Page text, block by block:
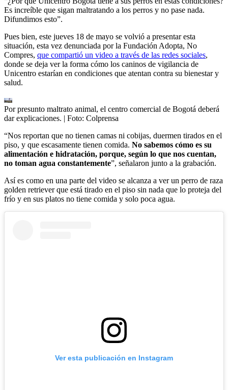
Es increíble que sigan maltratando a los perros y no pase nada.
Difundimos esto”.
Pues bien, este jueves 18 de mayo se volvió a presentar esta
situación, esta vez denunciada por la Fundación Adopta, No
Compres, que compartió un video a través de las redes sociales,
donde se deja ver la forma cómo los caninos de vigilancia de
Unicentro estarían en condiciones que atentan contra su bienestar y
salud.
Por presunto maltrato animal, el centro comercial de Bogotá deberá
dar explicaciones. | Foto: Colprensa
“Nos reportan que no tienen camas ni cobijas, duermen tirados en el
piso, y que escasamente tienen comida. No sabemos cómo es su
alimentación e hidratación, porque, según lo que nos cuentan,
no toman agua constantemente”, señalaron junto a la grabación.
Así es como en una parte del video se alcanza a ver un perro de raza
golden retriever que está tirado en el piso sin nada que lo proteja del
frío y en sus platos no tiene comida y solo poca agua.
Ver esta publicación en Instagram